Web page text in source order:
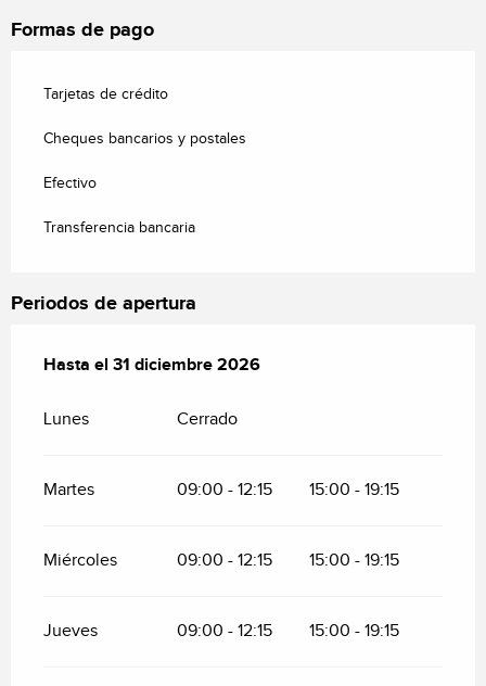
Formas de pago
Tarjetas de crédito
Cheques bancarios y postales
Efectivo
Transferencia bancaria
Periodos de apertura
Del2 enero 2026al31 diciembre 2026
Hasta el 31 diciembre 2026
Lunes Cerrado
Martes 09:00 - 12:15 15:00 - 19:15
Miércoles 09:00 - 12:15 15:00 - 19:15
Jueves 09:00 - 12:15 15:00 - 19:15